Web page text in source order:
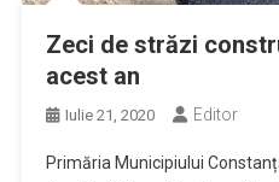
Zeci de străzi
acest an
Iulie 21, 2020 Editor
Primăria Municipiului